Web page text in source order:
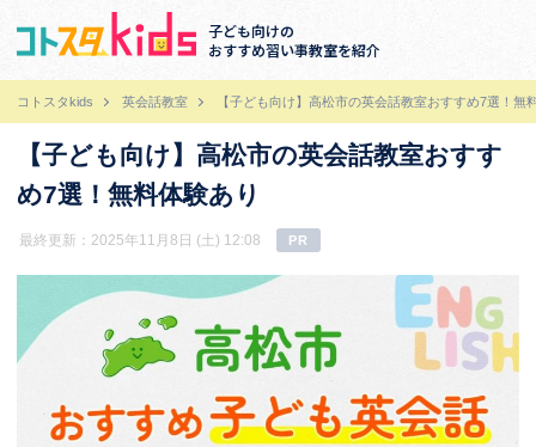
子ども向けの
おすすめ習い事教室を紹介
コトスタkids 英会話教室 【子ども向け】高松市の英会話教室おすすめ7選！無
【子ども向け】高松市の英会話教室おすす
め7選！無料体験あり
最終更新：2025年11月8日 (土) 12:08 PR